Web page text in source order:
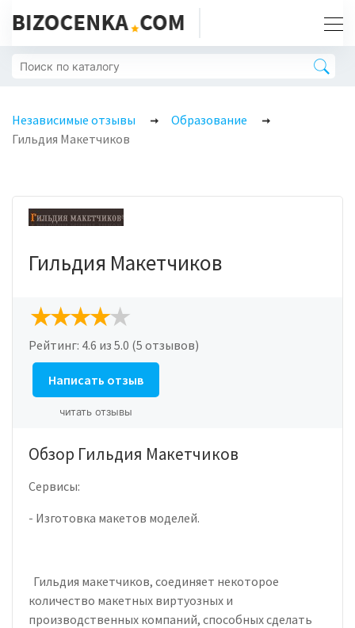
Независимые отзывы
Образование
Гильдия Макетчиков
Гильдия Макетчиков
Рейтинг: 4.6 из 5.0 (5 отзывов)
Написать отзыв
читать отзывы
Обзор Гильдия Макетчиков
Сервисы:
- Изготовка макетов моделей.
Гильдия макетчиков, соединяет некоторое
количество макетных виртуозных и
производственных компаний, способных сделать